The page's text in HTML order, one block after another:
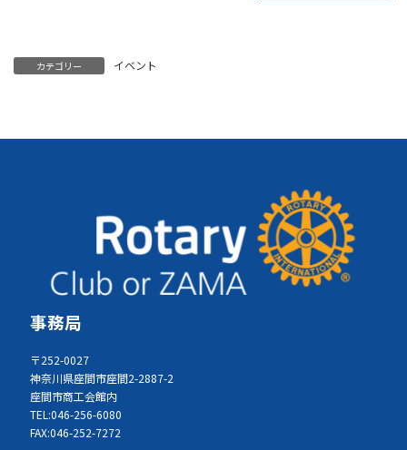
カテゴリー イベント
事務局
〒252-0027
神奈川県座間市座間2-2887-2
座間市商工会館内
TEL:046-256-6080
FAX:046-252-7272